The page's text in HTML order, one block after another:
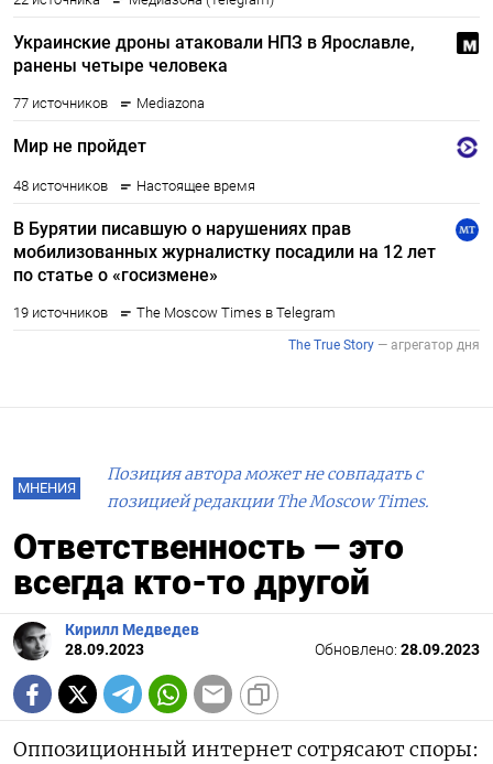
МНЕНИЯ
Позиция автора может не совпадать с
позицией редакции The Moscow Times.
Ответственность — это
всегда кто-то другой
Кирилл Медведев
28.09.2023
Обновлено: 28.09.2023
Оппозиционный интернет сотрясают споры: